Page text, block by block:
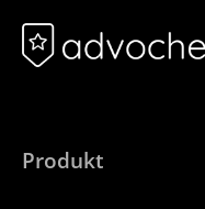
Produkt